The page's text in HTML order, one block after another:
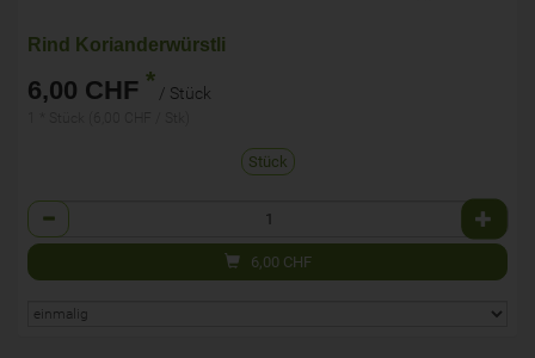
Rind Korianderwürstli
6,00 CHF * / Stück
Stück
Anzahl
6,00 CHF